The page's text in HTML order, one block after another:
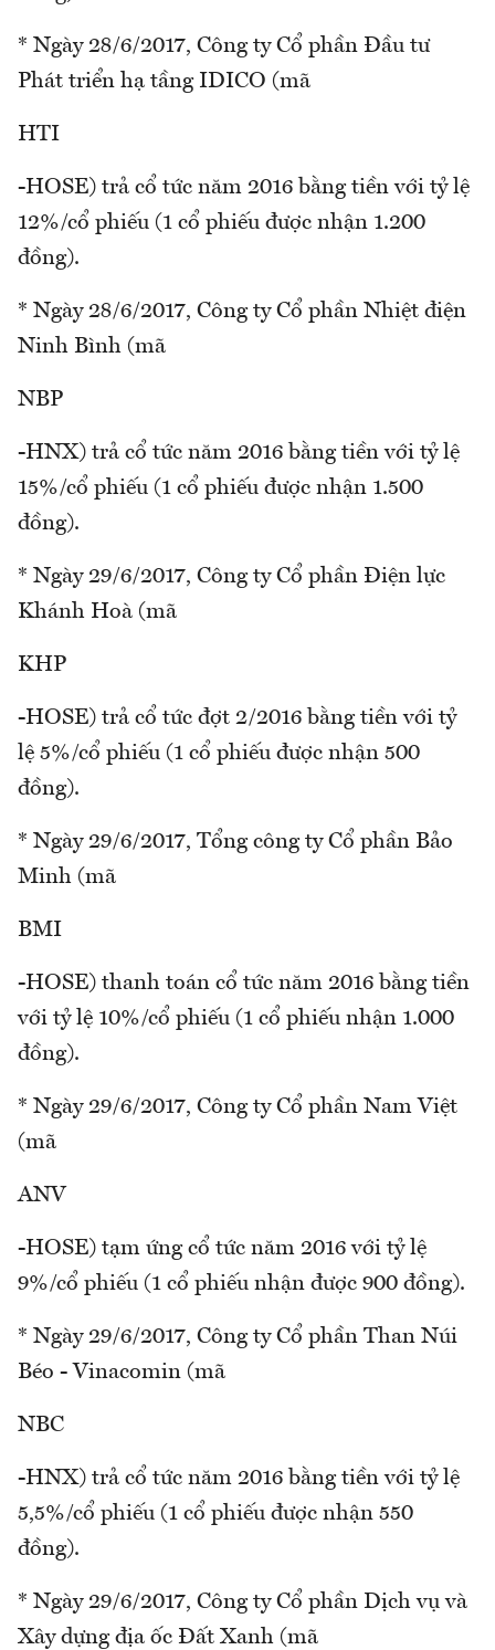
* Ngày 28/6/2017, Công ty Cổ phần Đầu tư
Phát triển hạ tầng IDICO (mã
HTI
-HOSE) trả cổ tức năm 2016 bằng tiền với tỷ lệ
12%/cổ phiếu (1 cổ phiếu được nhận 1.200
đồng).
* Ngày 28/6/2017, Công ty Cổ phần Nhiệt điện
Ninh Bình (mã
NBP
-HNX) trả cổ tức năm 2016 bằng tiền với tỷ lệ
15%/cổ phiếu (1 cổ phiếu được nhận 1.500
đồng).
* Ngày 29/6/2017, Công ty Cổ phần Điện lực
Khánh Hoà (mã
KHP
-HOSE) trả cổ tức đợt 2/2016 bằng tiền với tỷ
lệ 5%/cổ phiếu (1 cổ phiếu được nhận 500
đồng).
* Ngày 29/6/2017, Tổng công ty Cổ phần Bảo
Minh (mã
BMI
-HOSE) thanh toán cổ tức năm 2016 bằng tiền
với tỷ lệ 10%/cổ phiếu (1 cổ phiếu nhận 1.000
đồng).
* Ngày 29/6/2017, Công ty Cổ phần Nam Việt
(mã
ANV
-HOSE) tạm ứng cổ tức năm 2016 với tỷ lệ
9%/cổ phiếu (1 cổ phiếu nhận được 900 đồng).
* Ngày 29/6/2017, Công ty Cổ phần Than Núi
Béo - Vinacomin (mã
NBC
-HNX) trả cổ tức năm 2016 bằng tiền với tỷ lệ
5,5%/cổ phiếu (1 cổ phiếu được nhận 550
đồng).
* Ngày 29/6/2017, Công ty Cổ phần Dịch vụ và
Xây dựng địa ốc Đất Xanh (mã